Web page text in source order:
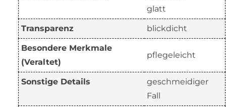
glatt
Transparenz blickdicht
Besondere Merkmale
(Veraltet)
pflegeleicht
Sonstige Details
geschmeidiger
Fall